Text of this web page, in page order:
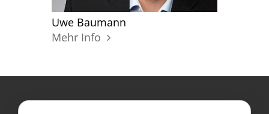
Uwe Baumann
Mehr Info